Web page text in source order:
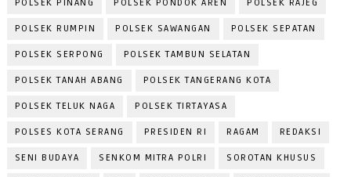
POLSEK PINANG POLSEK PONDOK AREN POLSEK RAJEG
POLSEK RUMPIN POLSEK SAWANGAN POLSEK SEPATAN
POLSEK SERPONG POLSEK TAMBUN SELATAN
POLSEK TANAH ABANG POLSEK TANGERANG KOTA
POLSEK TELUK NAGA POLSEK TIRTAYASA
POLSES KOTA SERANG PRESIDEN RI RAGAM REDAKSI
SENI BUDAYA SENKOM MITRA POLRI SOROTAN KHUSUS